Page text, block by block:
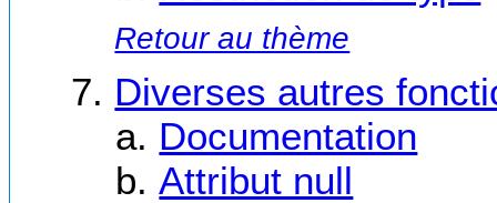
Retour au thème
Diverses autres
Documentation
Attribut null